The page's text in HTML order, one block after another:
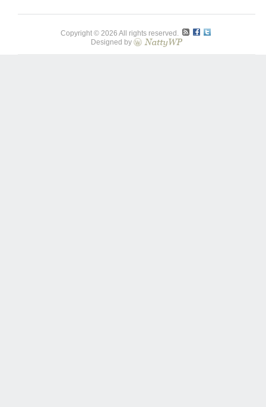
Copyright © 2026 All rights reserved.
Designed by